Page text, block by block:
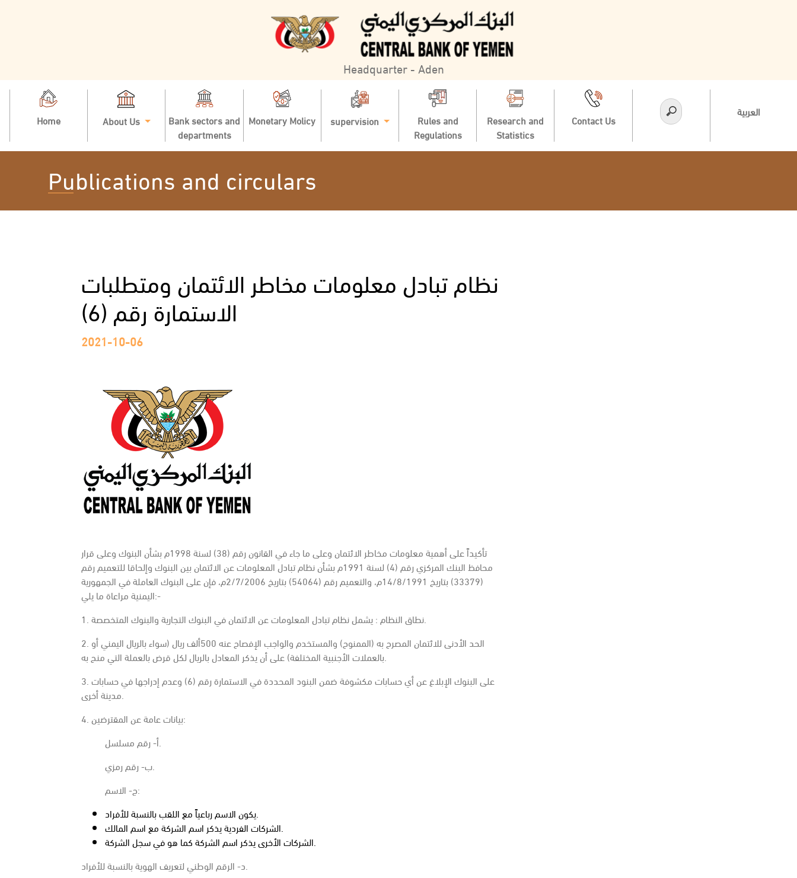
Headquarter - Aden
Home About Us
Bank sectors and
departments
Monetary Molicy supervision
Rules and
Regulations
Research and
Statistics
Contact Us
العربية
Publications and circulars
نظام تبادل معلومات مخاطر الائتمان ومتطلبات
الاستمارة رقم (6)
2021-10-06
تأكيداً على أهمية معلومات مخاطر الائتمان وعلى ما جاء في القانون رقم (38) لسنة 1998م بشأن البنوك وعلى قرار
محافظ البنك المركزي رقم (4) لسنة 1991م بشأن نظام تبادل المعلومات عن الائتمان بين البنوك وإلحاقا للتعميم رقم
(33379) بتاريخ 14/8/1991م، والتعميم رقم (54064) بتاريخ 2/7/2006م، فإن على البنوك العاملة في الجمهورية
اليمنية مراعاة ما يلي:-
1. نطاق النظام : يشمل نظام تبادل المعلومات عن الائتمان في البنوك التجارية والبنوك المتخصصة.
2. الحد الأدنى للائتمان المصرح به (الممنوح) والمستخدم والواجب الإفصاح عنه 500ألف ريال (سواء بالريال اليمني أو
بالعملات الأجنبية المختلفة) على أن يذكر المعادل بالريال لكل قرض بالعملة التي منح به.
3. على البنوك الإبلاغ عن أي حسابات مكشوفة ضمن البنود المحددة في الاستمارة رقم (6) وعدم إدراجها في حسابات
مدينة أخرى.
4. بيانات عامة عن المقترضين:
أ- رقم مسلسل.
ب- رقم رمزي.
ج- الاسم:
يكون الاسم رباعياً مع اللقب بالنسبة للأفراد.
الشركات الفردية يذكر اسم الشركة مع اسم المالك.
الشركات الأخرى يذكر اسم الشركة كما هو في سجل الشركة.
د- الرقم الوطني لتعريف الهوية بالنسبة للأفراد.